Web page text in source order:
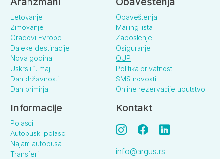
Letovanje
Zimovanje
Gradovi Evrope
Daleke destinacije
Nova godina
Uskrs i 1. maj
Dan državnosti
Dan primirja
Obaveštenja
Mailing lista
Zaposlenje
Osiguranje
OUP
Politika privatnosti
SMS novosti
Online rezervacije uputstvo
Informacije
Polasci
Autobuski polasci
Najam autobusa
Transferi
Kontakt
info@argus.rs